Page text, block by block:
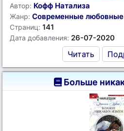
Автор: Кофф Натализа
Жанр: Современные
Страниц: 141
Дата добавления: 26-07-2020
Читать
Больше